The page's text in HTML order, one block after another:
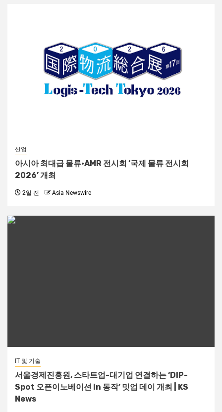
산업
아시아 최대급 물류·AMR 전시회 ‘국제 물류 전시회
2026’ 개최
2일 전 Asia Newswire
IT 및 기술
서울경제진흥원, 스타트업-대기업 연결하는 ‘DIP-
Spot 오픈이노베이션 in 동작’ 밋업 데이 개최 | KS
News